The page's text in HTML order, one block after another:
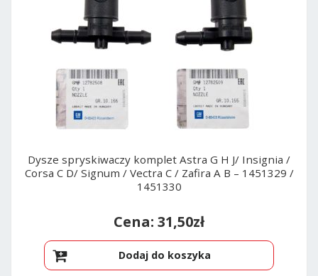
Dysze spryskiwaczy komplet Astra G H J/ Insignia /
Corsa C D/ Signum / Vectra C / Zafira A B – 1451329 /
1451330
31,50zł
Dodaj do koszyka